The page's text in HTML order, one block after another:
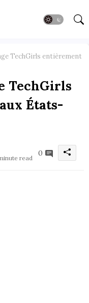
TechGirls entièrement
TechGirls
États-
read
0